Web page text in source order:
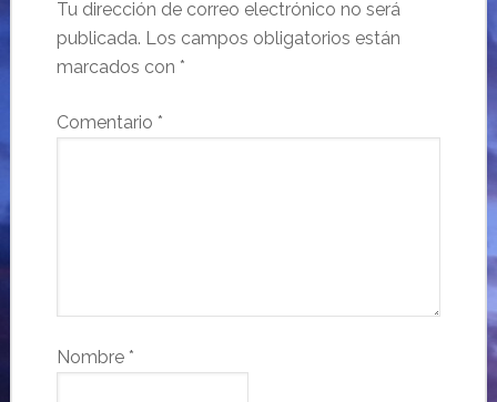
Tu dirección de correo electrónico no será
publicada. Los campos obligatorios están
marcados con *
Comentario *
Nombre *